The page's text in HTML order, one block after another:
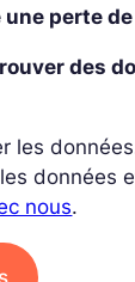
perte
des
les
données
nous.